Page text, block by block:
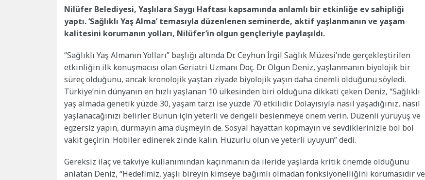
Nilüfer Belediyesi, Yaşlılara Saygı Haftası kapsamında anlamlı bir etkinliğe ev sahipliği
yaptı. ‘Sağlıklı Yaş Alma’ temasıyla düzenlenen seminerde, aktif yaşlanmanın ve yaşam
kalitesini korumanın yolları, Nilüfer’in olgun gençleriyle paylaşıldı.
“Sağlıklı Yaş Almanın Yolları” başlığı altında Dr. Ceyhun İrgil Sağlık Müzesi’nde gerçekleştirilen
etkinliğin ilk konuşmacısı olan Geriatri Uzmanı Doç. Dr. Olgun Deniz, yaşlanmanın biyolojik bir
süreç olduğunu, ancak kronolojik yaştan ziyade biyolojik yaşın daha önemli olduğunu söyledi.
Türkiye’nin dünyanın en hızlı yaşlanan 10 ülkesinden biri olduğuna dikkati çeken Deniz, “Sağlıklı
yaş almada genetik yüzde 30, yaşam tarzı ise yüzde 70 etkilidir. Dolayısıyla nasıl yaşadığınız, nasıl
yaşlanacağınızı belirler. Bunun için yeterli ve dengeli beslenmeye önem verin. Düzenli yürüyüş ve
egzersiz yapın, durmayın ama düşmeyin de. Sosyal hayattan kopmayın ve sevdiklerinizle bol bol
vakit geçirin. Hobiler edinerek zinde kalın. Huzurlu olun ve yeterli uyuyun” dedi.
Gereksiz ilaç ve takviye kullanımından kaçınmanın da ileride yaşlarda kritik önemde olduğunu
anlatan Deniz, “Hedefimiz, yaşlı bireyin kimseye bağımlı olmadan fonksiyonelliğini korumasıdır ve